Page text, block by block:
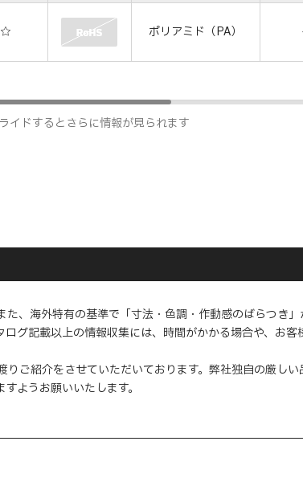
☆ ポリアミド（PA）
イドするとさらに情報が見られます
、海外特有の基準で「寸法・色調・作動感のばらつき
グ記載以上の情報収集には、時間がかかる場合や、お
ご紹介をさせていただいております。弊社独自の厳し
ようお願いいたします。